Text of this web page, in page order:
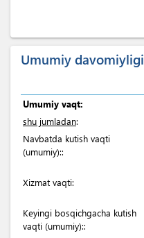
Umumiy davomiyligi
Umumiy vaqt:
shu jumladan:
Navbatda kutish vaqti
(umumiy)::
Xizmat vaqti:
Keyingi bosqichgacha kutish
vaqti (umumiy)::